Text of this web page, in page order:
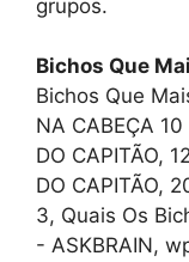
grupos.
Bichos Que
Bichos Que
NA CABEÇA
DO CAPITÃO,
DO CAPITÃO,
3, Quais Os
- ASKBRAIN,